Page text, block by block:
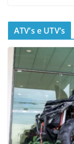
ATV’s e UTV’s